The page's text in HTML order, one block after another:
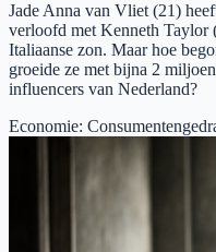
Jade Anna van Vliet (21)
verloofd met Kenneth Taylor
Italiaanse zon. Maar hoe
groeide ze met bijna 2
influencers van Nederland?
Economie: